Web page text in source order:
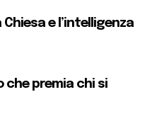
e l’intelligenza
che premia chi si